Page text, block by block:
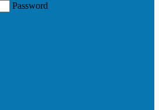
Password